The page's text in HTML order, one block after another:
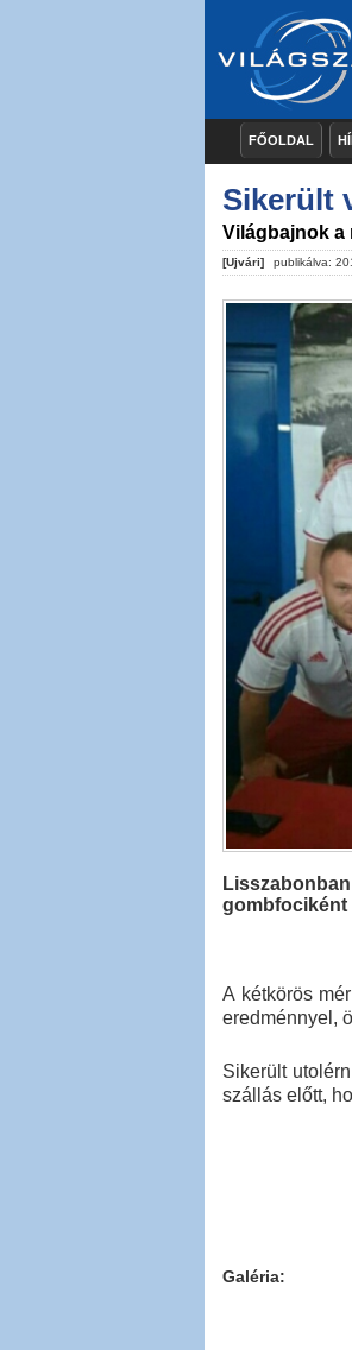
FŐOLDAL
Sikerült
Világbajnok a
[Ujvári] publikálva:
gombfociként
A kétkörös
eredménnyel,
Sikerült
szállás előtt,
Galéria: